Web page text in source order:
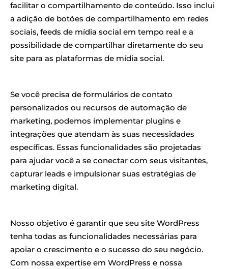
facilitar o compartilhamento de conteúdo. Isso inclui
a adição de botões de compartilhamento em redes
sociais, feeds de mídia social em tempo real e a
possibilidade de compartilhar diretamente do seu
site para as plataformas de mídia social.
Se você precisa de formulários de contato
personalizados ou recursos de automação de
marketing, podemos implementar plugins e
integrações que atendam às suas necessidades
específicas. Essas funcionalidades são projetadas
para ajudar você a se conectar com seus visitantes,
capturar leads e impulsionar suas estratégias de
marketing digital.
Nosso objetivo é garantir que seu site WordPress
tenha todas as funcionalidades necessárias para
apoiar o crescimento e o sucesso do seu negócio.
Com nossa expertise em WordPress e nossa